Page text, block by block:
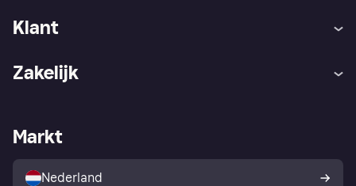
Klant
Winkeloverzicht
Kopersbescherming voor
consumenten
Zakelijk
Zakelijke login
Markt
Nederland